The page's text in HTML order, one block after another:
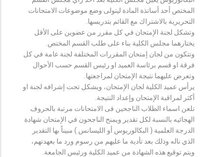
المختص أحد أساتذة المادة ليتولى وضع موضوعات الامتحانات
التحريرية بالاشتراك مع القائم بتدريسها.
وتشكل لجنة الإمتحان في كل مقرر من عضوين على الأقل
يختارهما مجلس الكلية بناء على طلب القسم المختص.
وتتكون من لجان إمتحان المقررات المختلفة لجنة عامة في كل
فرقة او قسم برئاسة العميد او رئيس القسم حسب الأحوال
وتعرض عليهما نتيجة الإمتحان لمراجعتها.
يرأس عميد الكلية لجان الإمتحان، ويشكل تحت إشرافه لجنة او
أكثر لمراقبة الإمتحان وإعداد النتيجة.
تلعن اسماء الطلاب الناجحين فى الامتحانات مرتبة بالحروف
الهجائيه بالنسبة لكل تقدير ويمنح الناجحون في الإمتحان شهادة
الدرجة العلمية ( البكالوريوس أو الليسانس ) مبيناً بها التقدير
الذي ناله وذلك بعد تأدية ما عليهم من رسوم ورد ما بعهدتهم،
ويتم توقيع هذه الشهادة من عميد الكلية ورئيس الجامعة.